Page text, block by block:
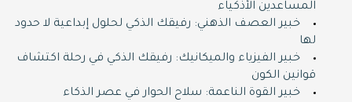
المساعدين الأذكياء
خبير العصف الذهني: رفيقك الذكي لحلول إبداعية لا حدود
لها
خبير الفيزياء والميكانيك: رفيقك الذكي في رحلة اكتشاف
قوانين الكون
خبير القوة الناعمة: سلاح الحوار في عصر الذكاء